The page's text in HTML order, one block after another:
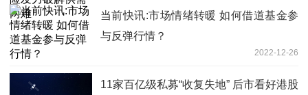
当前快讯:市场情绪转暖 如何借道基金参
与反弹行情？
2022-12-26
11家百亿级私募“收复失地” 后市看好港股